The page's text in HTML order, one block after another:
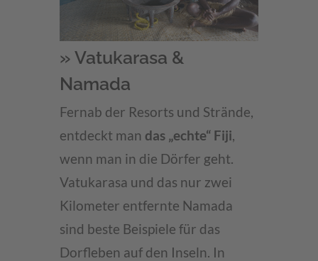
» Vatukarasa &
Namada
Fernab der Resorts und Strände,
entdeckt man das „echte“ Fiji,
wenn man in die Dörfer geht.
Vatukarasa und das nur zwei
Kilometer entfernte Namada
sind beste Beispiele für das
Dorfleben auf den Inseln. In